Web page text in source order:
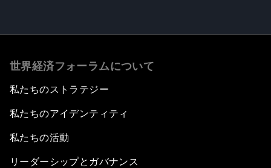
世界経済フォーラムについて
私たちのストラテジー
私たちのアイデンティティ
私たちの活動
リーダーシップとガバナンス